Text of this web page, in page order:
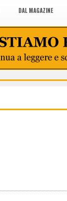
DAL MAGAZINE